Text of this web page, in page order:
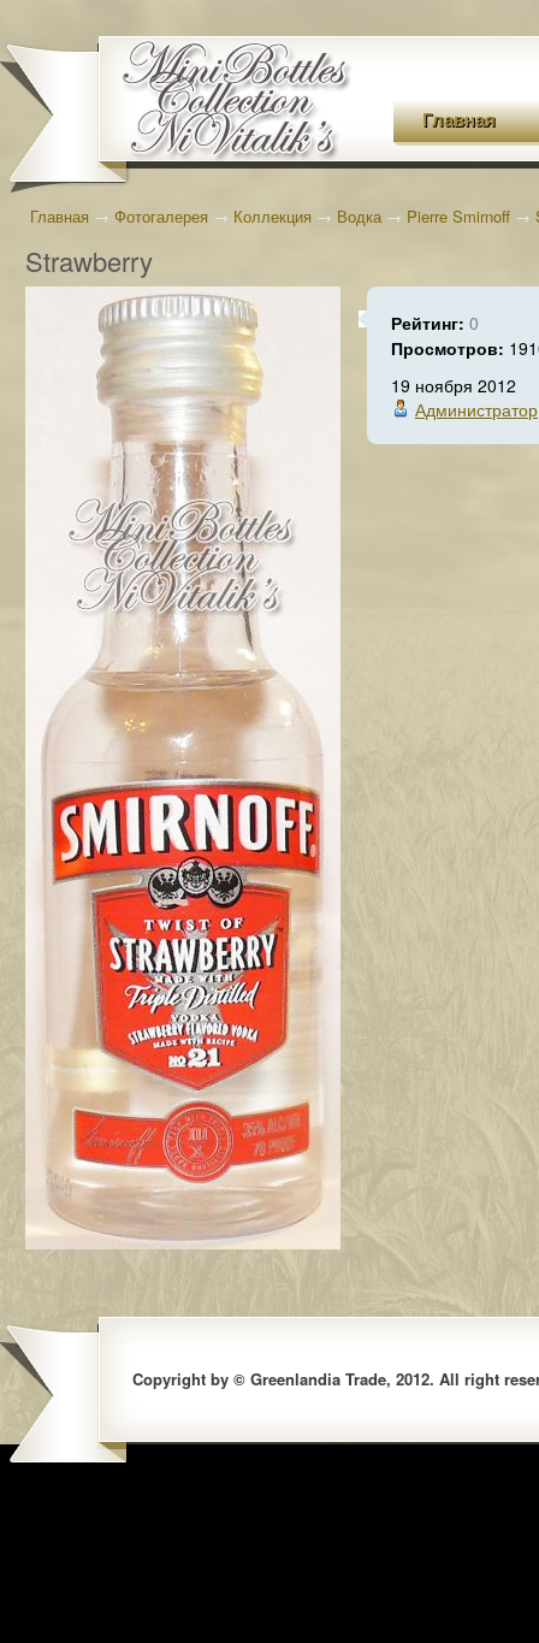
Главная
Главная → Фотогалерея → Коллекция → Водка→ Pierre Smirnoff →
Strawberry
Рейтинг: 0
Просмотров:
19 ноября 2012
Администратор
Copyright by © Greenlandia Trade, 2012. All right